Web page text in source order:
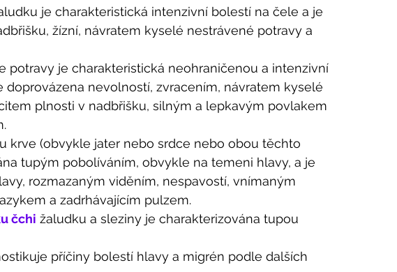
je charakteristická intenzivní bolestí na čele a je
žízní, návratem kyselé nestrávené potravy a
potravy je charakteristická neohraničenou a intenzivní
doprovázena nevolností, zvracením, návratem kyselé
plnosti v nadbřišku, silným a lepkavým povlakem
krve (obvykle jater nebo srdce nebo obou těchto
tupým pobolíváním, obvykle na temeni hlavy, a je
rozmazaným viděním, nespavostí, vnímaným
a zadrhávajícím pulzem.
čchi žaludku a sleziny je charakterizována tupou
příčiny bolestí hlavy a migrén podle dalších